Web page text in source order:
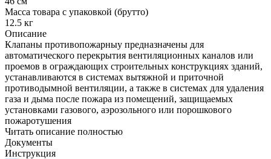
Масса товара с упаковкой (брутто)
12.5 кг
Описание
Клапаны противопожарныу предназначены для
автоматического перекрытия вентиляционных каналов или
проемов в ограждающих строительных конструкциях зданий,
устанавливаются в системах вытяжной и приточной
противодымной вентиляции, а также в системах для удаления
газа и дыма после пожара из помещений, защищаемых
установками газового, аэрозольного или порошкового
пожаротушения
Читать описание полностью
Документы
Инструкция